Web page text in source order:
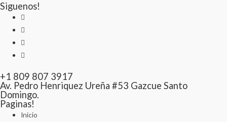
Siguenos!
+1 809 807 3917
Av. Pedro Henriquez Ureña #53 Gazcue Santo
Domingo.
Paginas!
Inicio